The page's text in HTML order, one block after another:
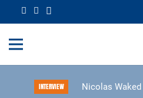
INTERVIEW Nicolas Waked